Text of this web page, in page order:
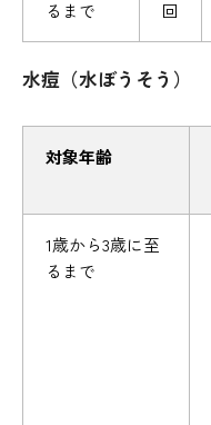
るまで
回
水痘（水ぼうそう）
対象年齢
1歳から3歳に至
るまで